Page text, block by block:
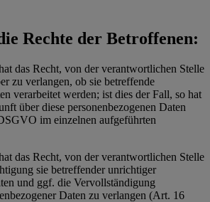
Rechte der Betroffenen:
das Recht, von der verantwortlichen Stelle
zu verlangen, ob sie betreffende
verarbeitet werden; ist dies der Fall, so hat
über diese personenbezogenen Daten
im einzelnen aufgeführten
das Recht, von der verantwortlichen Stelle
sie betreffender unrichtiger
und ggf. die Vervollständigung
Daten zu verlangen (Art. 16